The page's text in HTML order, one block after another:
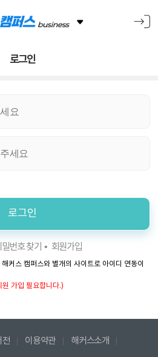
로그인
로그인
밀번호 찾기 회원가입
커스 캠퍼스와 별개의 사이트로 아이디 연동이
가입 필요합니다.)
전 이용약관 해커스소개